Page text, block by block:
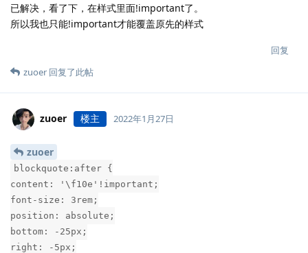
已解决，看了下，在样式里面!important了。
所以我也只能!important才能覆盖原先的样式
回复
zuoer 回复了此帖
zuoer 楼主 2022年1月27日
zuoer
blockquote:after {
content: '\f10e'!important;
font-size: 3rem;
position: absolute;
bottom: -25px;
right: -5px;